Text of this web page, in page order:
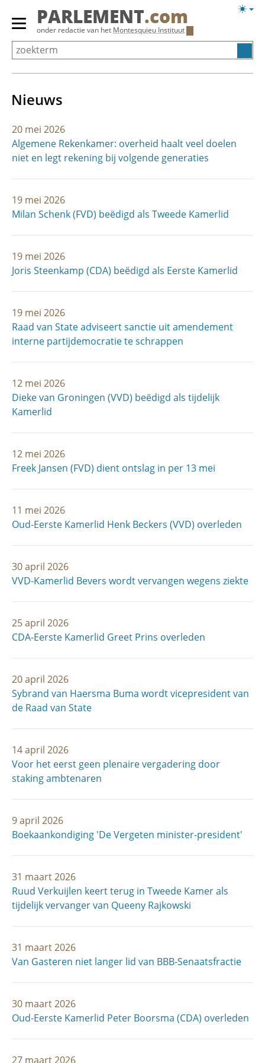
Overslaan
Primair
menu
tonen/verbergen
PARLEMENT.com
onder redactie van het Montesquieu Instituut
Nieuws
20 mei 2026
Algemene Rekenkamer: overheid haalt veel doelen
niet en legt rekening bij volgende generaties
19 mei 2026
Milan Schenk (FVD) beëdigd als Tweede Kamerlid
19 mei 2026
Joris Steenkamp (CDA) beëdigd als Eerste Kamerlid
19 mei 2026
Raad van State adviseert sanctie uit amendement
interne partijdemocratie te schrappen
12 mei 2026
Dieke van Groningen (VVD) beëdigd als tijdelijk
Kamerlid
12 mei 2026
Freek Jansen (FVD) dient ontslag in per 13 mei
11 mei 2026
Oud-Eerste Kamerlid Henk Beckers (VVD) overleden
30 april 2026
VVD-Kamerlid Bevers wordt vervangen wegens ziekte
25 april 2026
CDA-Eerste Kamerlid Greet Prins overleden
20 april 2026
Sybrand van Haersma Buma wordt vicepresident van
de Raad van State
14 april 2026
Voor het eerst geen plenaire vergadering door
staking ambtenaren
9 april 2026
Boekaankondiging 'De Vergeten minister-president'
31 maart 2026
Ruud Verkuijlen keert terug in Tweede Kamer als
tijdelijk vervanger van Queeny Rajkowski
31 maart 2026
Van Gasteren niet langer lid van BBB-Senaatsfractie
30 maart 2026
Oud-Eerste Kamerlid Peter Boorsma (CDA) overleden
27 maart 2026